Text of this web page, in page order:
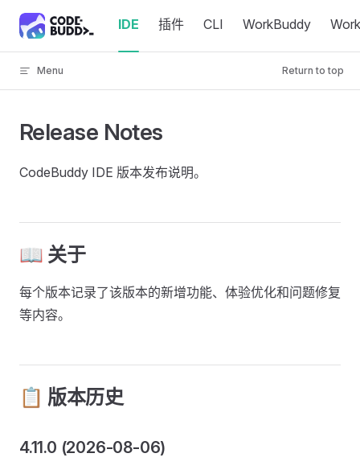
Skip to content IDE 插件 CLI WorkBuddy
Menu Return to top
Release Notes
CodeBuddy IDE 版本发布说明。
📖 关于
每个版本记录了该版本的新增功能、体验优化和问题修复
等内容。
📋 版本历史
4.11.0 (2026-08-06)